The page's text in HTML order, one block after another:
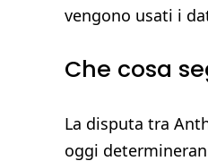
vengono usati i
Che cosa
La disputa tra
oggi